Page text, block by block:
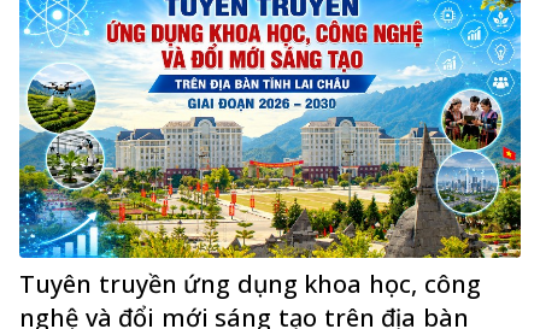
Tuyên truyền ứng dụng khoa học, công
nghệ và đổi mới sáng tạo trên địa bàn